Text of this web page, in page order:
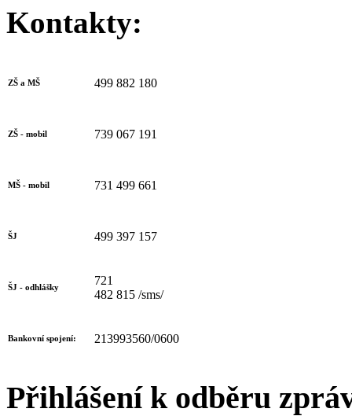
Kontakty:
ZŠ a MŠ 499 882 180
ZŠ - mobil 739 067 191
MŠ - mobil 731 499 661
ŠJ 499 397 157
ŠJ - odhlášky
721
482 815 /sms/
Bankovní spojení: 213993560/0600
Přihlášení k odběru